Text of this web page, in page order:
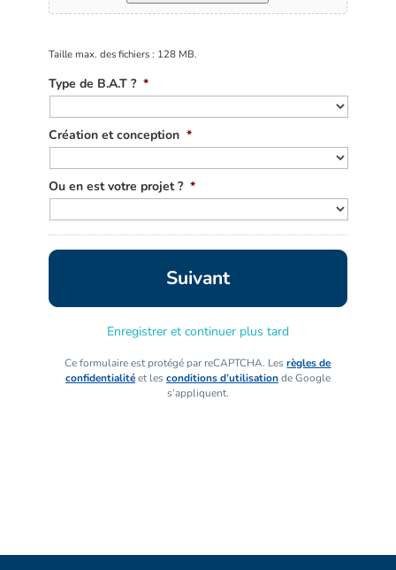
Taille max. des fichiers : 128 MB.
Type de B.A.T ? *
Création et conception *
Ou en est votre projet ? *
Enregistrer et continuer plus tard
Ce formulaire est protégé par reCAPTCHA. Lesrègles de
confidentialitéet les conditions d’utilisationde Google
s’appliquent.